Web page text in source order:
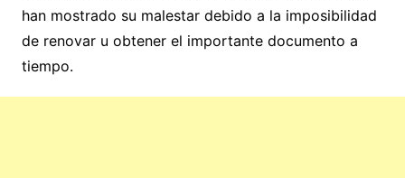
han mostrado su malestar debido a la imposibilidad
de renovar u obtener el importante documento a
tiempo.